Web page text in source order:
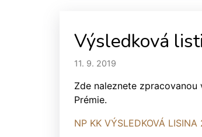
Výsledková
11. 9. 2019
Zde naleznete
Prémie.
NP KK VÝSLEDKOVÁ